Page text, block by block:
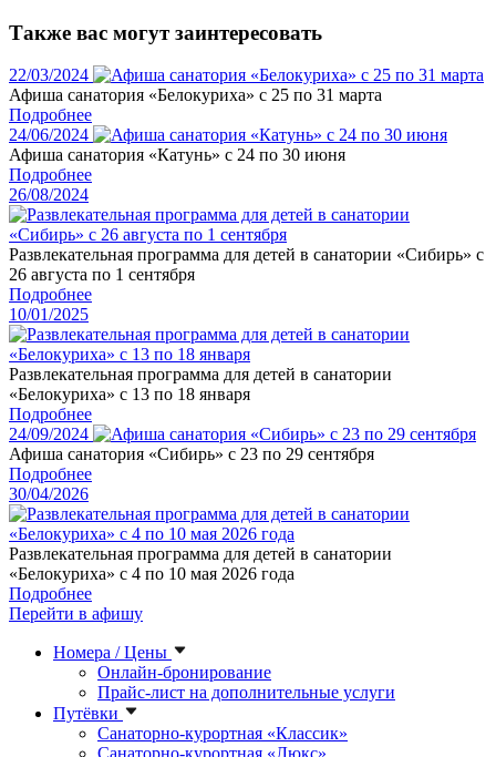
Также вас могут заинтересовать
22/03/2024
Афиша санатория «Белокуриха» с 25 по 31 марта
Подробнее
24/06/2024
Афиша санатория «Катунь» с 24 по 30 июня
Подробнее
26/08/2024
Развлекательная программа для детей в санатории «Сибирь» с
26 августа по 1 сентября
Подробнее
10/01/2025
Развлекательная программа для детей в санатории
«Белокуриха» с 13 по 18 января
Подробнее
24/09/2024
Афиша санатория «Сибирь» с 23 по 29 сентября
Подробнее
30/04/2026
Развлекательная программа для детей в санатории
«Белокуриха» с 4 по 10 мая 2026 года
Подробнее
Перейти в афишу
Номера / Цены
Онлайн-бронирование
Прайс-лист на дополнительные услуги
Путёвки
Санаторно-курортная «Классик»